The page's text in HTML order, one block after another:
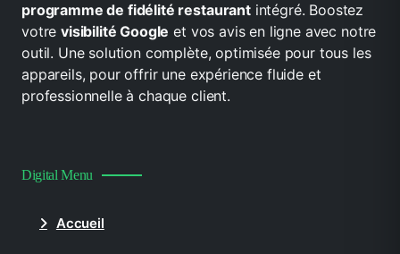
programme de fidélité restaurantintégré. Boostez
votre visibilité Google et vos avis en ligne avec notre
outil. Une solution complète, optimisée pour tous les
appareils, pour offrir une expérience fluide et
professionnelle à chaque client.
Digital Menu
Accueil